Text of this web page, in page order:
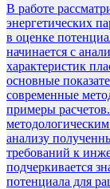
В работе
энергетических
в оценке
начинается с
характеристик
основные
современные
примеры
анализу
требований к
подчеркивается
потенциала для